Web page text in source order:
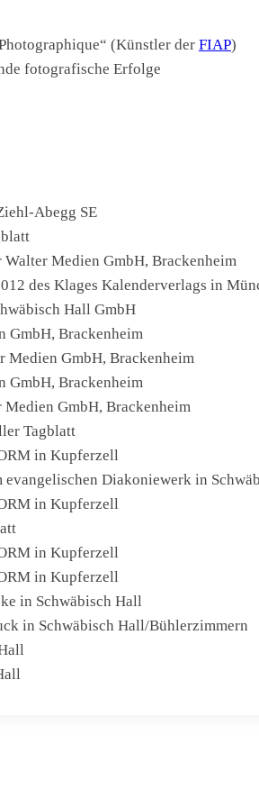
(Künstler der FIAP)
fotografische Erfolge
Abegg SE
Medien GmbH, Brackenheim
des Klages Kalenderverlags in
Hall GmbH
GmbH, Brackenheim
Medien GmbH, Brackenheim
GmbH, Brackenheim
GmbH, Brackenheim
Tagblatt
in Kupferzell
evangelischen Diakoniewerk in
in Kupferzell
in Kupferzell
in Kupferzell
in Schwäbisch Hall
in Schwäbisch Hall/Bühlerzimmern